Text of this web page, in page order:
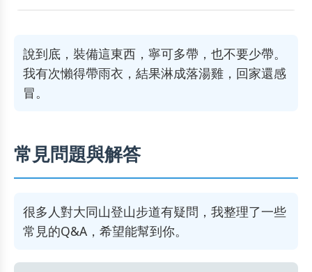
說到底，裝備這東西，寧可多帶，也不要少帶。
我有次懶得帶雨衣，結果淋成落湯雞，回家還感
冒。
常見問題與解答
很多人對大同山登山步道有疑問，我整理了一些
常見的Q&A，希望能幫到你。